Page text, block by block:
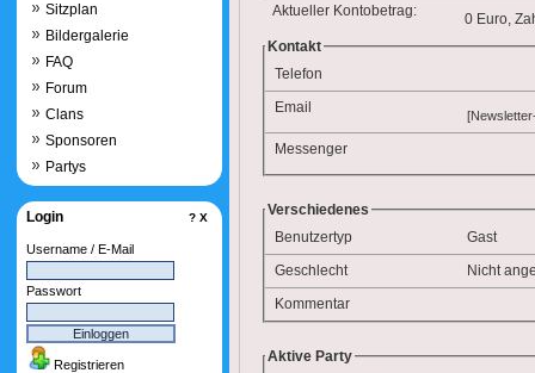
Aktueller Kontobetrag:
0 Euro,
Kontakt
Telefon
Email
Messenger
Verschiedenes
Benutzertyp
Gast
Geschlecht
Nicht
Kommentar
Aktive Party
Sitzplan
Bildergalerie
FAQ
Forum
Clans
Sponsoren
Partys
Login ? X
Username / E-Mail
Passwort
Registrieren